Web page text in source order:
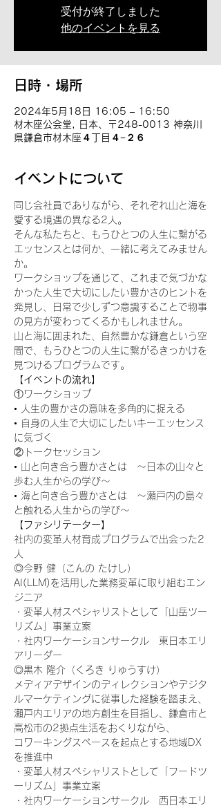
受付が終了しました
他のイベントを見る
日時・場所
2024年5月18日 16:05 – 16:50
材木座公会堂, 日本、〒248-0013 神奈川
県鎌倉市材木座４丁目４−２６
イベントについて
同じ会社員でありながら、それぞれ山と海を
愛する境遇の異なる2人。
そんな私たちと、もうひとつの人生に繋がる
エッセンスとは何か、一緒に考えてみません
か。
ワークショップを通じて、これまで気づかな
かった人生で大切にしたい豊かさのヒントを
発見し、日常で少しずつ意識することで物事
の見方が変わってくるかもしれません。
山と海に囲まれた、自然豊かな鎌倉という空
間で、もうひとつの人生に繋がるきっかけを
見つけるプログラムです。
【イベントの流れ】
①ワークショップ
• 人生の豊かさの意味を多角的に捉える
• 自身の人生で大切にしたいキーエッセンス
に気づく
②トークセッション
• 山と向き合う豊かさとは　～日本の山々と
歩む人生からの学び～
• 海と向き合う豊かさとは　～瀬戸内の島々
と触れる人生からの学び～
【ファシリテーター】
社内の変革人材育成プログラムで出会った2
人
◎今野 健（こんの たけし）
AI(LLM)を活用した業務変革に取り組むエン
ジニア
・変革人材スペシャリストとして「山岳ツー
リズム」事業立案
・社内ワーケーションサークル　東日本エリ
アリーダー
◎黒木 隆介（くろき りゅうすけ）
メディアデザインのディレクションやデジタ
ルマーケティングに従事した経験を踏まえ、
瀬戸内エリアの地方創生を目指し、鎌倉市と
高松市の2拠点生活をおくりながら、
コワーキングスペースを起点とする地域DX
を推進中
・変革人材スペシャリストとして「フードツ
ーリズム」事業立案
・社内ワーケーションサークル　西日本エリ